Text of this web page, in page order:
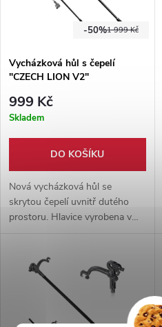
Nádherně zpracovaná hůl,
sloužící jako doplněk na
vycházky. Hlavice v podobě
čepel skrytá uvnitř. Nejedná se
o zdravotnickou pomůcku.
1 999 Kč
-50%
Vycházková hůl s čepelí
"CZECH LION V2"
999 Kč
Skladem
DO KOŠÍKU
Nová vycházková hůl se
skrytou čepelí uvnitř dutého
prostoru. Hlavice vyrobena v
podobě českého lva. Skvělý